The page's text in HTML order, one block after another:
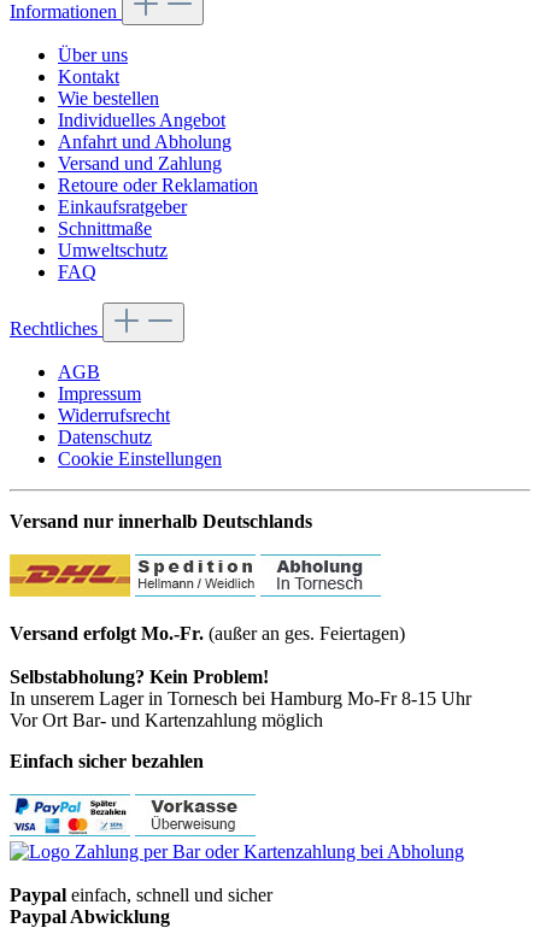
Informationen
Über uns
Kontakt
Wie bestellen
Individuelles Angebot
Anfahrt und Abholung
Versand und Zahlung
Retoure oder Reklamation
Einkaufsratgeber
Schnittmaße
Umweltschutz
FAQ
Rechtliches
AGB
Impressum
Widerrufsrecht
Datenschutz
Cookie Einstellungen
Versand nur innerhalb Deutschlands
Versand erfolgt Mo.-Fr. (außer an ges. Feiertagen)
Selbstabholung? Kein Problem!
In unserem Lager in Tornesch bei Hamburg Mo-Fr 8-15 Uhr
Vor Ort Bar- und Kartenzahlung möglich
Einfach sicher bezahlen
Paypal einfach, schnell und sicher
Paypal Abwicklung